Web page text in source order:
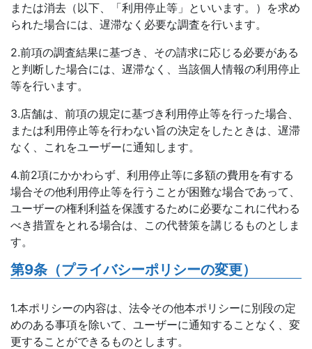
または消去（以下、「利用停止等」といいます。）を求め
られた場合には、遅滞なく必要な調査を行います。
2.前項の調査結果に基づき、その請求に応じる必要がある
と判断した場合には、遅滞なく、当該個人情報の利用停止
等を行います。
3.店舗は、前項の規定に基づき利用停止等を行った場合、
または利用停止等を行わない旨の決定をしたときは、遅滞
なく、これをユーザーに通知します。
4.前2項にかかわらず、利用停止等に多額の費用を有する
場合その他利用停止等を行うことが困難な場合であって、
ユーザーの権利利益を保護するために必要なこれに代わる
べき措置をとれる場合は、この代替策を講じるものとしま
す。
第9条（プライバシーポリシーの変更）
1.本ポリシーの内容は、法令その他本ポリシーに別段の定
めのある事項を除いて、ユーザーに通知することなく、変
更することができるものとします。